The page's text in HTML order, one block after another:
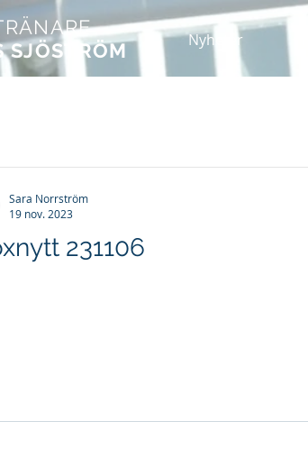
SJÖSTRÖM
Nyheter
231106
Sara Norrström
19 nov. 2023